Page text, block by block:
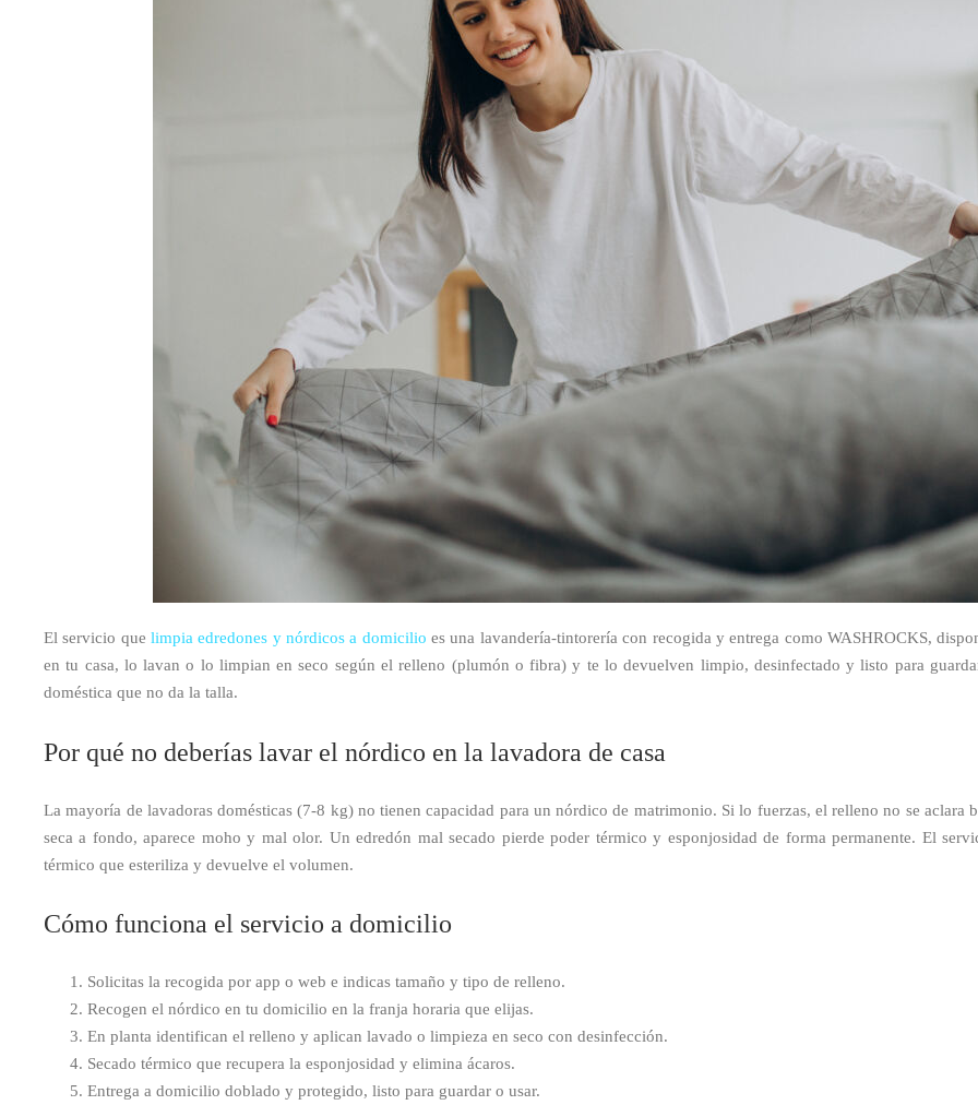
El servicio quelimpia edredones y nórdicos a domicilio es una lavandería-tintorería con recogida y entrega como WASHROCKS,
en tu casa, lo lavan o lo limpian en seco según el relleno (plumón o fibra) y te lo devuelven limpio, desinfectado y listo para
doméstica que no da la talla.
Por qué no deberías lavar el nórdico en la lavadora de casa
La mayoría de lavadoras domésticas (7-8 kg) no tienen capacidad para un nórdico de matrimonio. Si lo fuerzas, el relleno no se aclara
seca a fondo, aparece moho y mal olor. Un edredón mal secado pierde poder térmico y esponjosidad de forma permanente. El
térmico que esteriliza y devuelve el volumen.
Cómo funciona el servicio a domicilio
Solicitas la recogida por app o web e indicas tamaño y tipo de relleno.
Recogen el nórdico en tu domicilio en la franja horaria que elijas.
En planta identifican el relleno y aplican lavado o limpieza en seco con desinfección.
Secado térmico que recupera la esponjosidad y elimina ácaros.
Entrega a domicilio doblado y protegido, listo para guardar o usar.